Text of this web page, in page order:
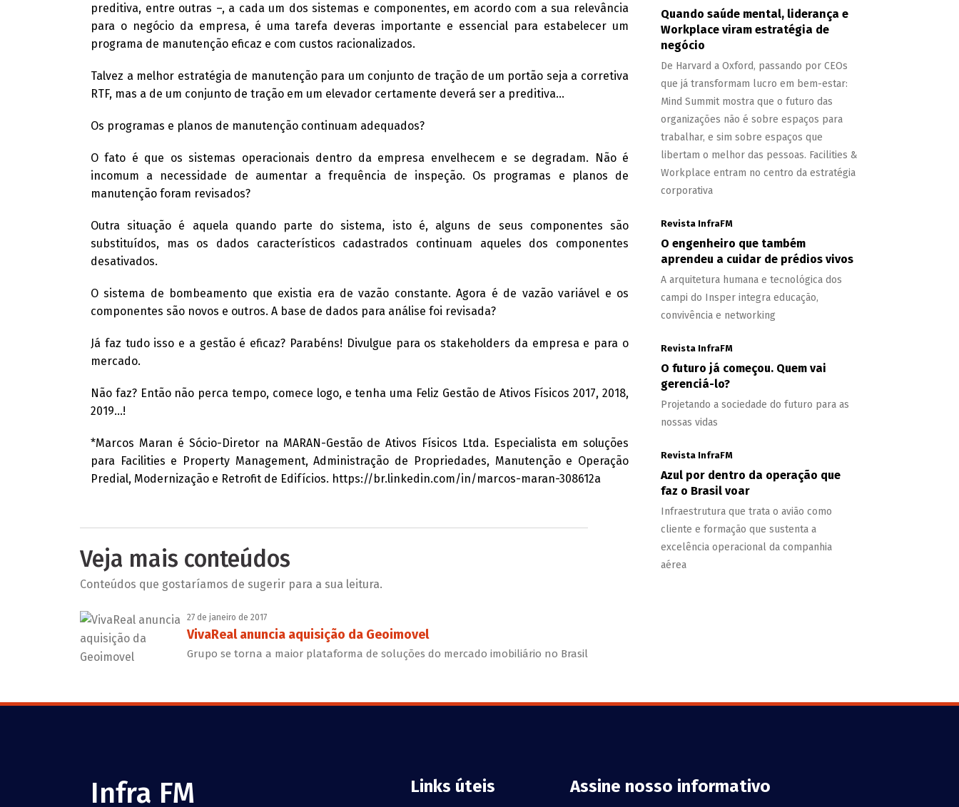
preditiva, entre outras –, a cada um dos sistemas e componentes, em acordo com a sua relevância
para o negócio da empresa, é uma tarefa deveras importante e essencial para estabelecer um
programa de manutenção eficaz e com custos racionalizados.
Talvez a melhor estratégia de manutenção para um conjunto de tração de um portão seja a corretiva
RTF, mas a de um conjunto de tração em um elevador certamente deverá ser a preditiva…
Os programas e planos de manutenção continuam adequados?
O fato é que os sistemas operacionais dentro da empresa envelhecem e se degradam. Não é
incomum a necessidade de aumentar a frequência de inspeção. Os programas e planos de
manutenção foram revisados?
Outra situação é aquela quando parte do sistema, isto é, alguns de seus componentes são
substituídos, mas os dados característicos cadastrados continuam aqueles dos componentes
desativados.
O sistema de bombeamento que existia era de vazão constante. Agora é de vazão variável e os
componentes são novos e outros. A base de dados para análise foi revisada?
Já faz tudo isso e a gestão é eficaz? Parabéns! Divulgue para os stakeholders da empresa e para o
mercado.
Não faz? Então não perca tempo, comece logo, e tenha uma Feliz Gestão de Ativos Físicos 2017, 2018,
2019…!
*Marcos Maran é Sócio-Diretor na MARAN-Gestão de Ativos Físicos Ltda. Especialista em soluções
para Facilities e Property Management, Administração de Propriedades, Manutenção e Operação
Predial, Modernização e Retrofit de Edifícios. https://br.linkedin.com/in/marcos-maran-308612a
Veja mais conteúdos
Conteúdos que gostaríamos de sugerir para a sua leitura.
27 de janeiro de 2017
VivaReal anuncia aquisição da Geoimovel
Grupo se torna a maior plataforma de soluções do mercado imobiliário no Brasil
Quando saúde mental, liderança e
Workplace viram estratégia de
negócio
De Harvard a Oxford, passando por CEOs
que já transformam lucro em bem-estar:
Mind Summit mostra que o futuro das
organizações não é sobre espaços para
trabalhar, e sim sobre espaços que
libertam o melhor das pessoas. Facilities &
Workplace entram no centro da estratégia
corporativa
Revista InfraFM
O engenheiro que também
aprendeu a cuidar de prédios vivos
A arquitetura humana e tecnológica dos
campi do Insper integra educação,
convivência e networking
Revista InfraFM
O futuro já começou. Quem vai
gerenciá-lo?
Projetando a sociedade do futuro para as
nossas vidas
Revista InfraFM
Azul por dentro da operação que
faz o Brasil voar
Infraestrutura que trata o avião como
cliente e formação que sustenta a
excelência operacional da companhia
aérea
Infra FM Links úteis Assine nosso informativo